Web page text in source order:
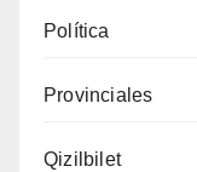
Política
Provinciales
Qizilbilet